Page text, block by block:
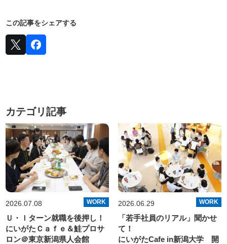
この記事をシェアする
カテゴリ記事
2026.07.08 WORK
Ｕ・Ｉターン就職を後押し！
にいがたＣａｆｅ＆鮭プロサ
ロン＠東京新潟県人会館
2026.06.29 WORK
「若手社員のリアル」聞かせ
て！
にいがたCafe in新潟大学 開